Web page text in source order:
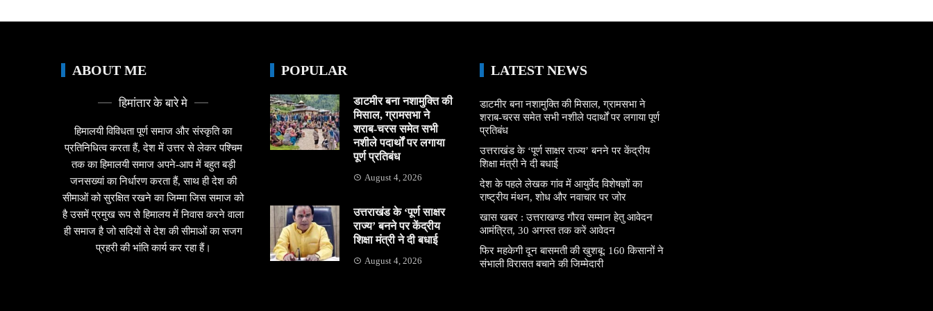
ABOUT ME
हिमांतार के बारे मे
हिमालयी विविधता पूर्ण समाज और संस्कृति का
प्रतिनिधित्व करता हैं, देश में उत्तर से लेकर पश्चिम
तक का हिमालयी समाज अपने-आप में बहुत बड़ी
जनसख्यां का निर्धारण करता हैं, साथ ही देश की
सीमाओं को सुरक्षित रखने का जिम्मा जिस समाज को
है उसमें प्रमुख रूप से हिमालय में निवास करने वाला
ही समाज है जो सदियों से देश की सीमाओं का सजग
प्रहरी की भांति कार्य कर रहा हैं।
POPULAR
डाटमीर बना नशामुक्ति की
मिसाल, ग्रामसभा ने
शराब-चरस समेत सभी
नशीले पदार्थों पर लगाया
पूर्ण प्रतिबंध
August 4, 2026
उत्तराखंड के ‘पूर्ण साक्षर
राज्य’ बनने पर केंद्रीय
शिक्षा मंत्री ने दी बधाई
August 4, 2026
LATEST NEWS
डाटमीर बना नशामुक्ति की मिसाल, ग्रामसभा ने
शराब-चरस समेत सभी नशीले पदार्थों पर लगाया पूर्ण
प्रतिबंध
उत्तराखंड के ‘पूर्ण साक्षर राज्य’ बनने पर केंद्रीय
शिक्षा मंत्री ने दी बधाई
देश के पहले लेखक गांव में आयुर्वेद विशेषज्ञों का
राष्ट्रीय मंथन, शोध और नवाचार पर जोर
खास खबर : उत्तराखण्ड गौरव सम्मान हेतु आवेदन
आमंत्रित, 30 अगस्त तक करें आवेदन
फिर महकेगी दून बासमती की खुशबू: 160 किसानों ने
संभाली विरासत बचाने की जिम्मेदारी